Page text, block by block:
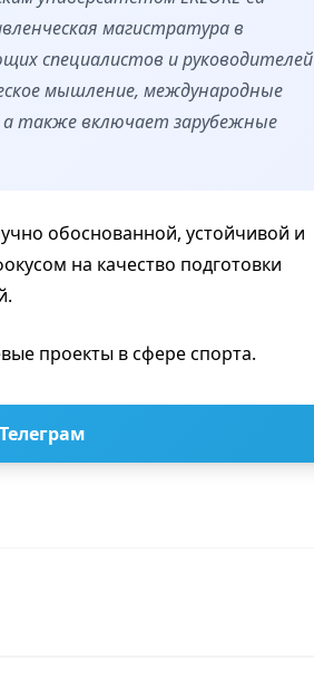
магистратура в
специалистов и руководителей
мышление, международные
а также включает зарубежные
обоснованной, устойчивой и
на качество подготовки
проекты в сфере спорта.